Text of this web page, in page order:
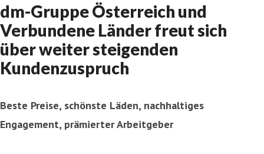
dm-Gruppe Österreich und
Verbundene Länder freut sich
über weiter steigenden
Kundenzuspruch
Beste Preise, schönste Läden, nachhaltiges
Engagement, prämierter Arbeitgeber